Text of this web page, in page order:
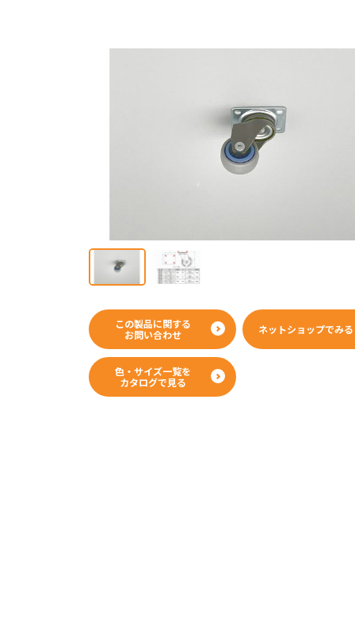
カタログ
WEBカタログ
この製品に関する
お問い合わせ
ネットショップでみる
色・サイズ一覧を
カタログで見る